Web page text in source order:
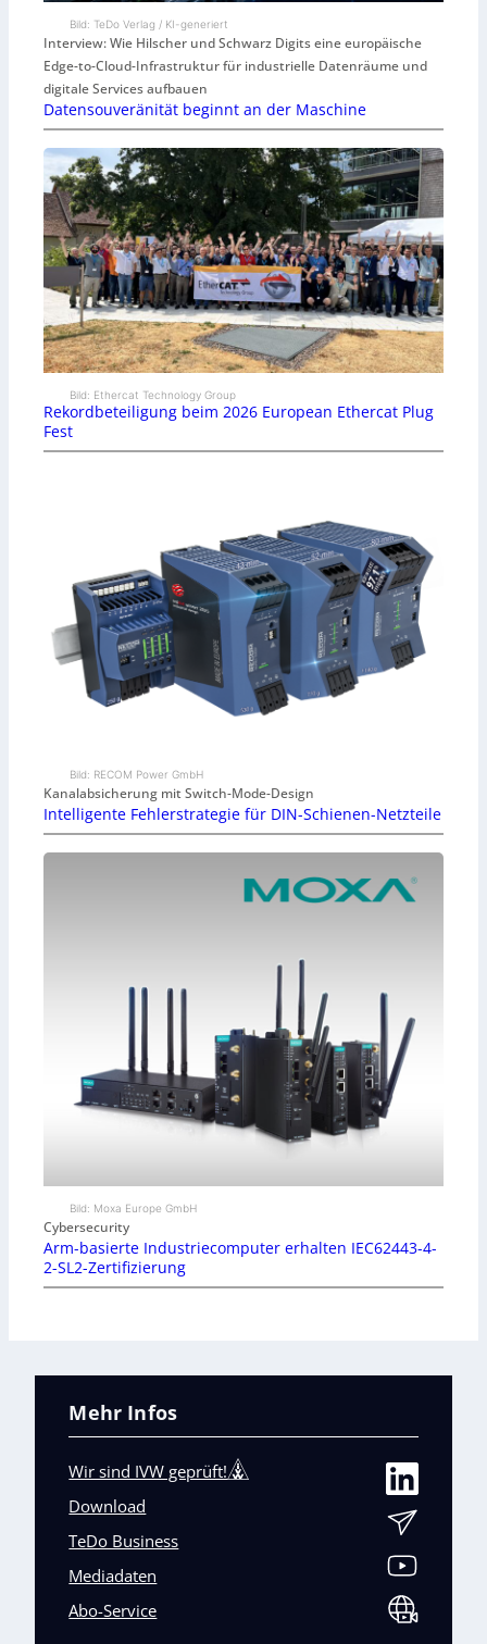
Bild: TeDo Verlag / KI-generiert
Interview: Wie Hilscher und Schwarz Digits eine europäische
Edge-to-Cloud-Infrastruktur für industrielle Datenräume und
digitale Services aufbauen
Datensouveränität beginnt an der Maschine
Bild: Ethercat Technology Group
Rekordbeteiligung beim 2026 European Ethercat Plug
Fest
Bild: RECOM Power GmbH
Kanalabsicherung mit Switch-Mode-Design
Intelligente Fehlerstrategie für DIN-Schienen-Netzteile
Bild: Moxa Europe GmbH
Cybersecurity
Arm-basierte Industriecomputer erhalten IEC62443-4-
2-SL2-Zertifizierung
Mehr Infos
Wir sind IVW geprüft!
Download
TeDo Business
Mediadaten
Abo-Service